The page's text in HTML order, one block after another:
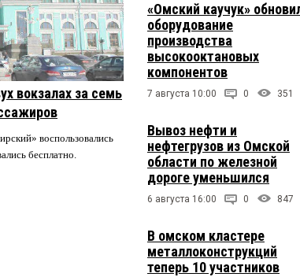
вокзалах за семь
воспользовались
бесплатно.
«Омский каучук»
оборудование
производства
высокооктановых
компонентов
7 августа 10:00 0 351
Вывоз нефти и
нефтегрузов из Омской
области по железной
дороге уменьшился
6 августа 16:00 0 847
В омском кластере
металлоконструкций
теперь 10 участников